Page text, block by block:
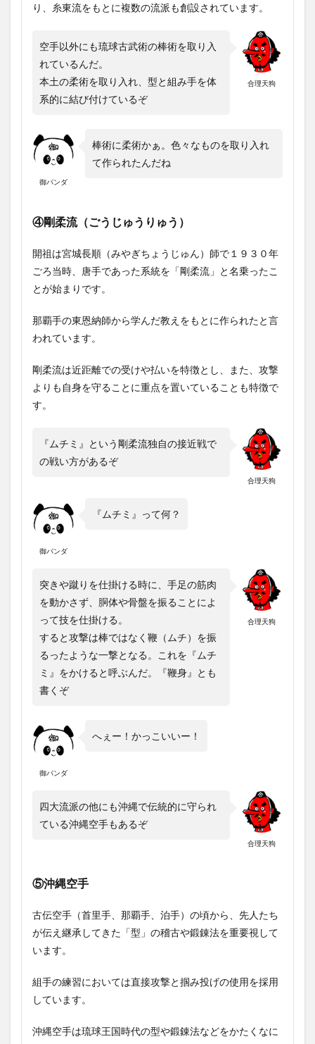
り、糸東流をもとに複数の流派も創設されています。
合理天狗
空手以外にも琉球古武術の棒術を取り入
れているんだ。
本土の柔術を取り入れ、型と組み手を体
系的に結び付けているぞ
御パンダ
棒術に柔術かぁ。色々なものを取り入れ
て作られたんだね
④剛柔流（ごうじゅうりゅう）
開祖は宮城長順（みやぎちょうじゅん）師で１９３０年
ごろ当時、唐手であった系統を「剛柔流」と名乗ったこ
とが始まりです。
那覇手の東恩納師から学んだ教えをもとに作られたと言
われています。
剛柔流は近距離での受けや払いを特徴とし、また、攻撃
よりも自身を守ることに重点を置いていることも特徴で
す。
合理天狗
『ムチミ』という剛柔流独自の接近戦で
の戦い方があるぞ
御パンダ
『ムチミ』って何？
合理天狗
突きや蹴りを仕掛ける時に、手足の筋肉
を動かさず、胴体や骨盤を振ることによ
って技を仕掛ける。
すると攻撃は棒ではなく鞭（ムチ）を振
るったような一撃となる。これを『ムチ
ミ』をかけると呼ぶんだ。『鞭身』とも
書くぞ
御パンダ
へぇー！かっこいいー！
合理天狗
四大流派の他にも沖縄で伝統的に守られ
ている沖縄空手もあるぞ
⑤沖縄空手
古伝空手（首里手、那覇手、泊手）の頃から、先人たち
が伝え継承してきた「型」の稽古や鍛錬法を重要視して
います。
組手の練習においては直接攻撃と掴み投げの使用を採用
しています。
沖縄空手は琉球王国時代の型や鍛錬法などをかたくなに